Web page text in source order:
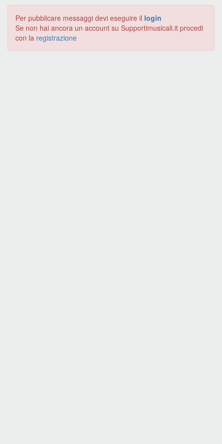
Per pubblicare messaggi devi eseguire il login
Se non hai ancora un account su Supportimusicali.it procedi
con la registrazione